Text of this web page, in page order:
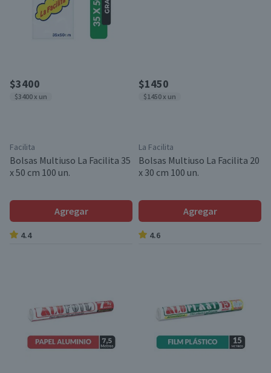
$3400
$3400 x un
Facilita
Bolsas Multiuso La Facilita 35
x 50 cm 100 un.
Agregar
4.4
$1450
$1450 x un
La Facilita
Bolsas Multiuso La Facilita 20
x 30 cm 100 un.
Agregar
4.6